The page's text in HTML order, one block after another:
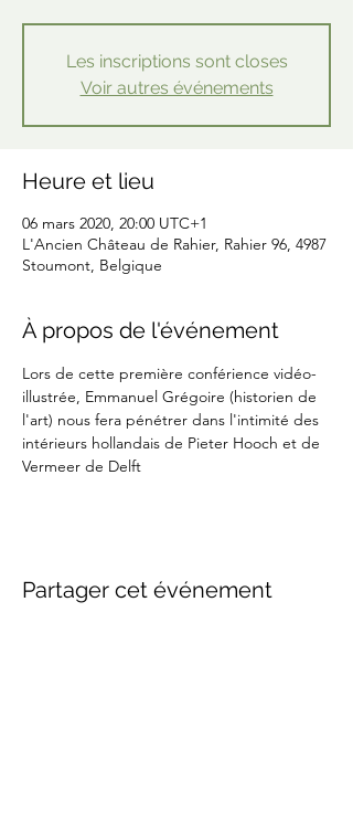
Les inscriptions sont closes
Voir autres événements
Heure et lieu
06 mars 2020, 20:00 UTC+1
L'Ancien Château de Rahier, Rahier 96, 4987
Stoumont, Belgique
À propos de l'événement
Lors de cette première conférience vidéo-
illustrée, Emmanuel Grégoire (historien de
l'art) nous fera pénétrer dans l'intimité des
intérieurs hollandais de Pieter Hooch et de
Vermeer de Delft
Partager cet événement